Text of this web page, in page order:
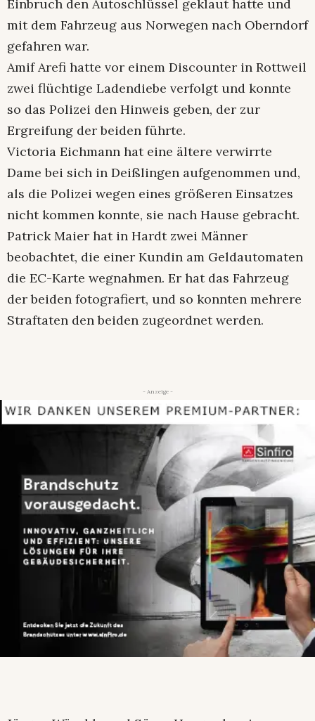
Einbruch den Autoschlüssel geklaut hatte und
mit dem Fahrzeug aus Norwegen nach Oberndorf
gefahren war.
Amif Arefi hatte vor einem Discounter in Rottweil
zwei flüchtige Ladendiebe verfolgt und konnte
so das Polizei den Hinweis geben, der zur
Ergreifung der beiden führte.
Victoria Eichmann hat eine ältere verwirrte
Dame bei sich in Deißlingen aufgenommen und,
als die Polizei wegen eines größeren Einsatzes
nicht kommen konnte, sie nach Hause gebracht.
Patrick Maier hat in Hardt zwei Männer
beobachtet, die einer Kundin am Geldautomaten
die EC-Karte wegnahmen. Er hat das Fahrzeug
der beiden fotografiert, und so konnten mehrere
Straftaten den beiden zugeordnet werden.
- Anzeige -